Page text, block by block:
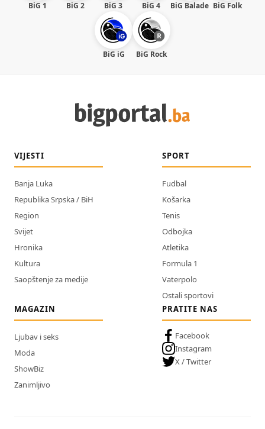
BiG 1 BiG 2 BiG 3 BiG 4 BiG Balade BiG Folk
BiG iG BiG Rock
VIJESTI
Banja Luka
Republika Srpska / BiH
Region
Svijet
Hronika
Kultura
Saopštenje za medije
SPORT
Fudbal
Košarka
Tenis
Odbojka
Atletika
Formula 1
Vaterpolo
Ostali sportovi
MAGAZIN
Ljubav i seks
Moda
ShowBiz
Zanimljivo
PRATITE NAS
Facebook
Instagram
X / Twitter